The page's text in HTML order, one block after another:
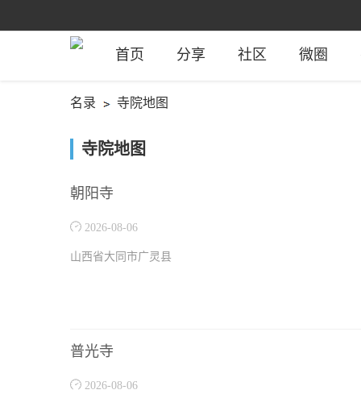
首页 分享 社区 微圈
名录 寺院地图
寺院地图
朝阳寺
2026-08-06
山西省大同市广灵县
普光寺
2026-08-06